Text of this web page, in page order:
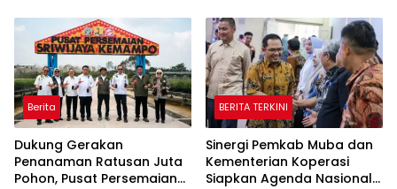
Peraturan Perundang-
undangan
Berita
Dukung Gerakan
Penanaman Ratusan Juta
Pohon, Pusat Persemaian
BERITA TERKINI
Sinergi Pemkab Muba dan
Kementerian Koperasi
Siapkan Agenda Nasional